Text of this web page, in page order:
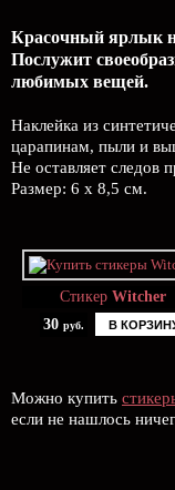
Красочный ярлык
Послужит
любимых вещей.
Наклейка из
царапинам, пыли и
Не оставляет следов
Размер: 6 х 8,5 см.
Стикер Witcher
30 руб. В
Можно купить
если не нашлось